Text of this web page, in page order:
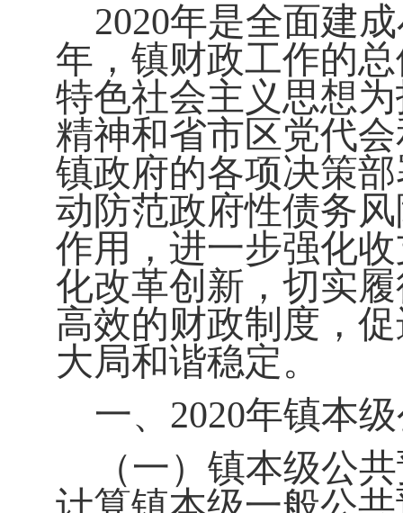
2020年是全面建
年，镇财政工作的
特色社会主义思想
精神和省市区党代
镇政府的各项决策
动防范政府性债务
作用，进一步强化
化改革创新，切实
高效的财政制度，
大局和谐稳定。
一、2020年镇本
（一）镇本级公